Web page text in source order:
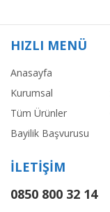
HIZLI MENÜ
Anasayfa
Kurumsal
Tüm Ürünler
Bayilik Başvurusu
İLETİŞİM
0850 800 32 14